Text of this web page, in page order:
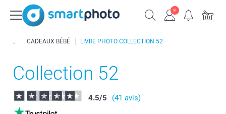
CADEAUX BÉBÉ LIVRE PHOTO COLLECTION 52
Collection 52
4.5/5 (41 avis)